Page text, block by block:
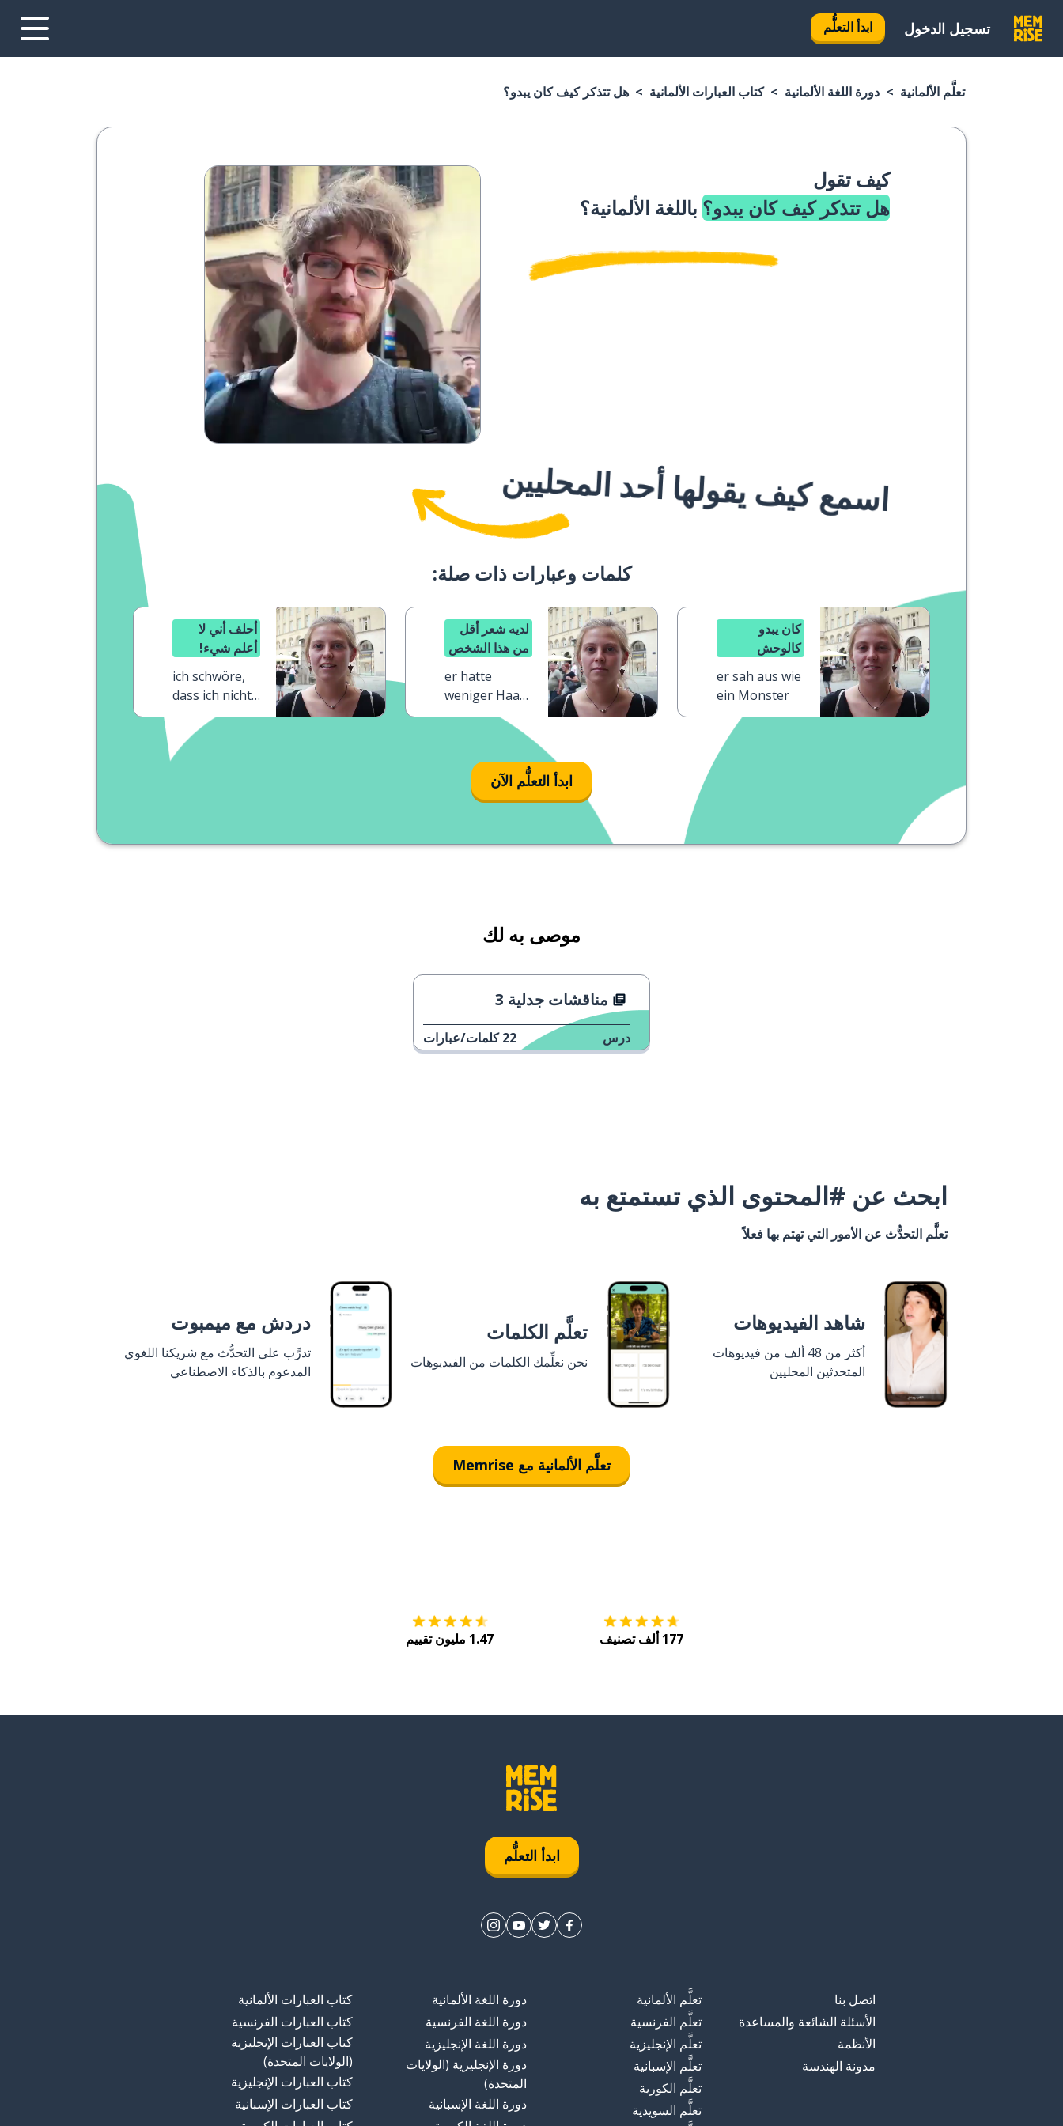
تسجيل الدخول ابدأ التعلُّم
تعلَّم الألمانية دورة اللغة الألمانية كتاب العبارات الألمانية هل تتذكر كيف كان يبدو؟
كيف تقول
هل تتذكر كيف كان يبدو؟ باللغة الألمانية؟
اسمع كيف يقولها أحد المحليين
كلمات وعبارات ذات صلة:
كان يبدو
كالوحش
er sah aus wie
ein Monster
لديه شعر أقل
من هذا الشخص
er hatte
weniger Haare
als der Typ da
أحلف أني لا
أعلم شيء!
ich schwöre,
dass ich nichts
weiß!
ابدأ التعلُّم الآن
موصى به لك
مناقشات جدلية 3
درس 22 كلمات/عبارات
ابحث عن #المحتوى الذي تستمتع به
تعلَّم التحدُّث عن الأمور التي تهتم بها فعلاً
شاهد الفيديوهات
أكثر من 48 ألف من فيديوهات
المتحدثين المحليين
تعلَّم الكلمات
نحن نعلِّمك الكلمات من الفيديوهات
دردش مع ميمبوت
تدرَّب على التحدُّث مع شريكنا اللغوي
المدعوم بالذكاء الاصطناعي
تعلَّم الألمانية مع Memrise
177 ألف تصنيف 1.47 مليون تقييم
ابدأ التعلُّم
اتصل بنا
الأسئلة الشائعة والمساعدة
الأنظمة
مدونة الهندسة
تعلَّم الألمانية
تعلَّم الفرنسية
تعلَّم الإنجليزية
تعلَّم الإسبانية
تعلَّم الكورية
تعلَّم السويدية
دورة اللغة الألمانية
دورة اللغة الفرنسية
دورة اللغة الإنجليزية
دورة الإنجليزية (الولايات
المتحدة)
دورة اللغة الإسبانية
كتاب العبارات الألمانية
كتاب العبارات الفرنسية
كتاب العبارات الإنجليزية
(الولايات المتحدة)
كتاب العبارات الإنجليزية
كتاب العبارات الإسبانية